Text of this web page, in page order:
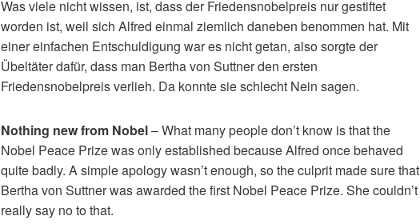
Was viele nicht wissen, ist, dass der Friedensnobelpreis nur gestiftet
worden ist, weil sich Alfred einmal ziemlich daneben benommen hat. Mit
einer einfachen Entschuldigung war es nicht getan, also sorgte der
Übeltäter dafür, dass man Bertha von Suttner den ersten
Friedensnobelpreis verlieh. Da konnte sie schlecht Nein sagen.
Nothing new from Nobel– What many people don’t know is that the
Nobel Peace Prize was only established because Alfred once behaved
quite badly. A simple apology wasn’t enough, so the culprit made sure that
Bertha von Suttner was awarded the first Nobel Peace Prize. She couldn’t
really say no to that.